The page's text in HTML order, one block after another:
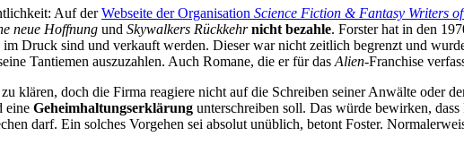
Auf derWebseite der Organisation Science Fiction & Fantasy Writers
neue Hoffnung und Skywalkers Rückkehr nicht bezahle. Forster hat in den
Druck sind und verkauft werden. Dieser war nicht zeitlich begrenzt und
Tantiemen auszuzahlen. Auch Romane, die er für dasAlien-Franchise
klären, doch die Firma reagiere nicht auf die Schreiben seiner Anwälte oder
eine Geheimhaltungserklärung unterschreiben soll. Das würde bewirken,
darf. Ein solches Vorgehen sei absolut unüblich, betont Foster.